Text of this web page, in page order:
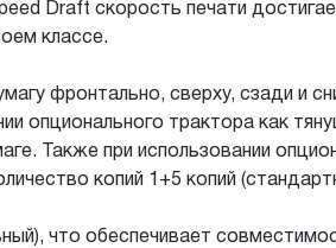
Draft скорость печати
классе.
фронтально, сверху, сзади и
опционального трактора как
Также при использовании
копий 1+5 копий
что обеспечивает